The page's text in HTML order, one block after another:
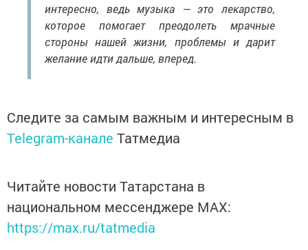
интересно, ведь музыка — это лекарство,
которое помогает преодолеть мрачные
стороны нашей жизни, проблемы и дарит
желание идти дальше, вперед.
Следите за самым важным и интересным в
Telegram-канале Татмедиа
Читайте новости Татарстана в
национальном мессенджере MАХ:
https://max.ru/tatmedia